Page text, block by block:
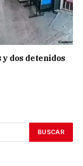
dos detenidos